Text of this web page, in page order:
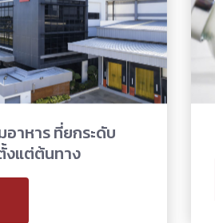
าหาร ที่ยกระดับ
แต่ต้นทาง